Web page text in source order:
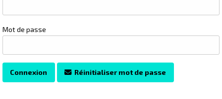
Mot de passe
Connexion Réinitialiser mot de passe